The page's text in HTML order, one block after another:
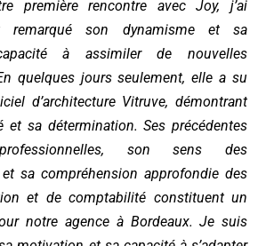
première rencontre avec Joy, j’ai
remarqué son dynamisme et sa
à assimiler de nouvelles
quelques jours seulement, elle a su
d’architecture Vitruve, démontrant
et sa détermination. Ses précédentes
son sens des
sa compréhension approfondie des
et de comptabilité constituent un
notre agence à Bordeaux. Je suis